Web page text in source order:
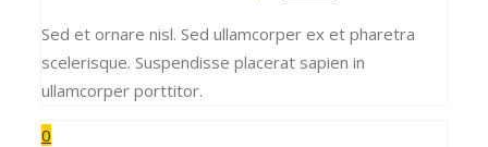
Sed et ornare nisl. Sed ullamcorper ex et pharetra
scelerisque. Suspendisse placerat sapien in
ullamcorper porttitor.
0